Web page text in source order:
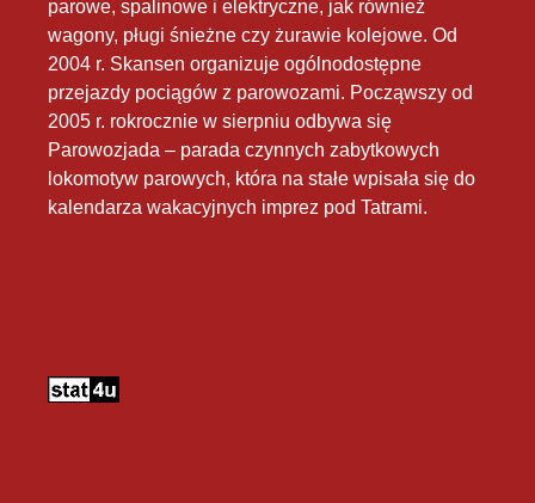
parowe, spalinowe i elektryczne, jak również
wagony, pługi śnieżne czy żurawie kolejowe. Od
2004 r. Skansen organizuje ogólnodostępne
przejazdy pociągów z parowozami. Począwszy od
2005 r. rokrocznie w sierpniu odbywa się
Parowozjada – parada czynnych zabytkowych
lokomotyw parowych, która na stałe wpisała się do
kalendarza wakacyjnych imprez pod Tatrami.